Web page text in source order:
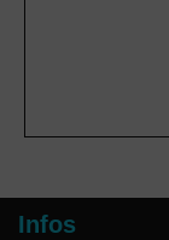
Infos